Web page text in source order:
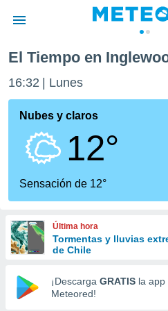
de
por
que se
calidad.
a este
las
y
forma
digital
basada
El Tiempo en
16:32 Lunes
Nubes y claros
12°
Sensación de 12°
Última hora
Tormentas y lluvias
de Chile
¡Descarga GRATIS la app
Meteored!